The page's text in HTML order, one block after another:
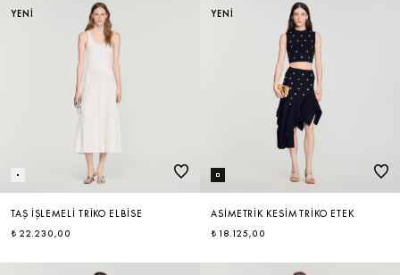
YENİ
TAŞ İŞLEMELI TRIKO ELBISE
₺ 22.230,00
YENİ
ASIMETRIK KESIM TRIKO ETEK
₺ 18.125,00